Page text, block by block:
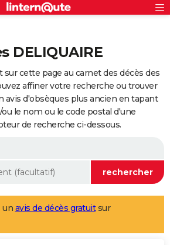
DELIQUAIRE
cette page au carnet des décès des
affiner votre recherche ou trouver
avis d'obsèques plus ancien en tapant
le nom ou le code postal d'une
de recherche ci-dessous.
un avis de décès gratuitsur